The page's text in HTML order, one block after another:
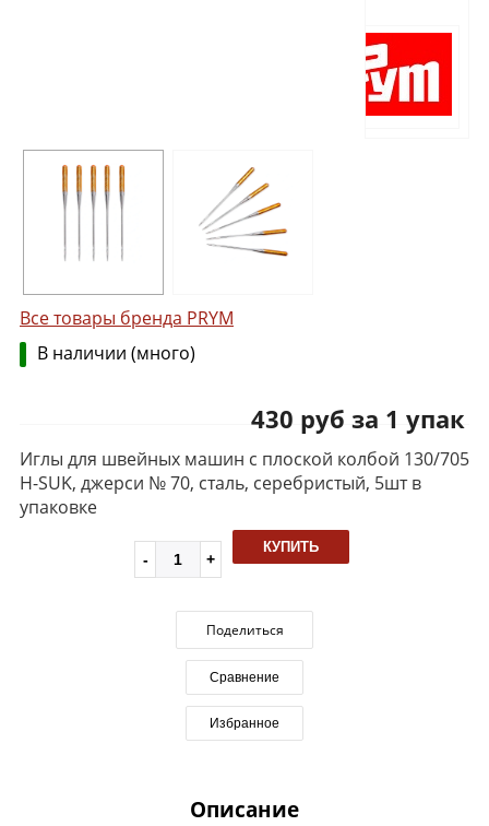
Все товары бренда PRYM
В наличии (много)
430 руб за 1 упак
Иглы для швейных машин с плоской колбой 130/705
H-SUK, джерси № 70, сталь, серебристый, 5шт в
упаковке
КУПИТЬ
Поделиться
Сравнение
Избранное
Описание